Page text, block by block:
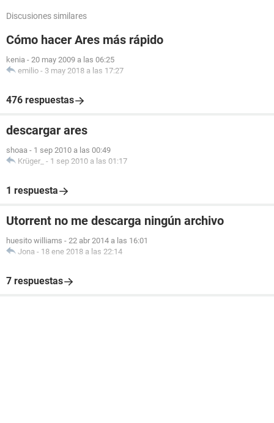
Discusiones similares
Cómo hacer Ares más rápido
kenia - 20 may 2009 a las 06:25
emilio - 3 may 2018 a las 17:27
476 respuestas
descargar ares
shoaa - 1 sep 2010 a las 00:49
Krüger_ - 1 sep 2010 a las 01:17
1 respuesta
Utorrent no me descarga ningún archivo
huesito williams - 22 abr 2014 a las 16:01
Jona - 18 ene 2018 a las 22:14
7 respuestas